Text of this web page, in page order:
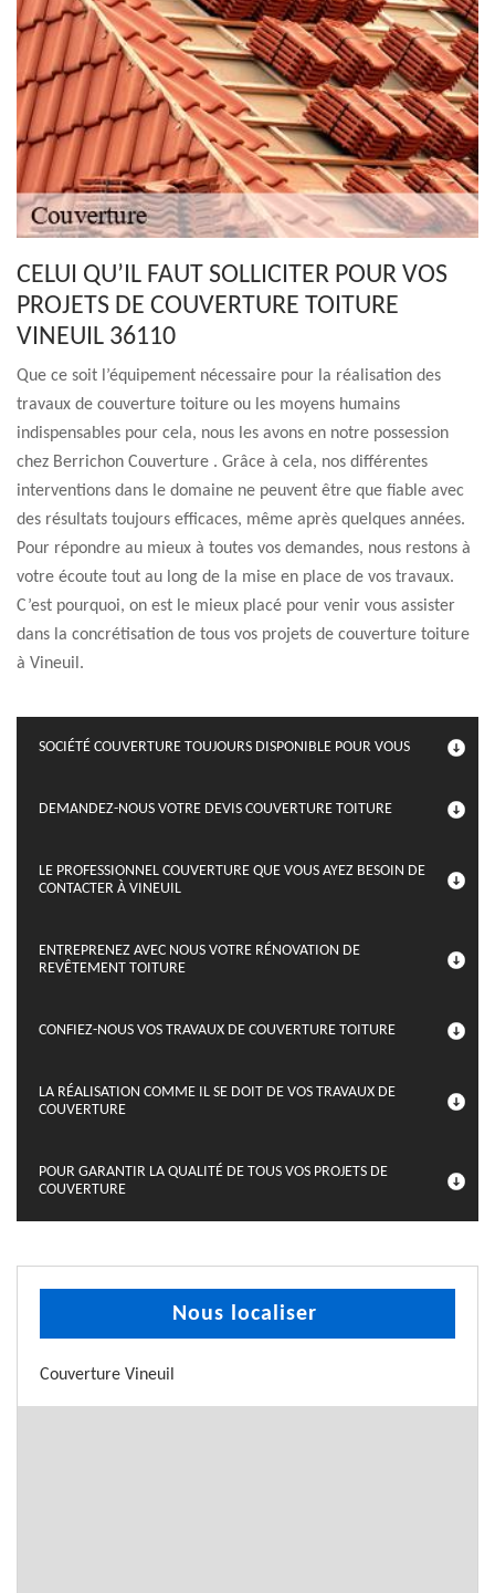
CELUI QU’IL FAUT SOLLICITER POUR VOS
PROJETS DE COUVERTURE TOITURE
VINEUIL 36110
Que ce soit l’équipement nécessaire pour la réalisation des
travaux de couverture toiture ou les moyens humains
indispensables pour cela, nous les avons en notre possession
chez Berrichon Couverture . Grâce à cela, nos différentes
interventions dans le domaine ne peuvent être que fiable avec
des résultats toujours efficaces, même après quelques années.
Pour répondre au mieux à toutes vos demandes, nous restons à
votre écoute tout au long de la mise en place de vos travaux.
C’est pourquoi, on est le mieux placé pour venir vous assister
dans la concrétisation de tous vos projets de couverture toiture
à Vineuil.
SOCIÉTÉ COUVERTURE TOUJOURS DISPONIBLE POUR VOUS
DEMANDEZ-NOUS VOTRE DEVIS COUVERTURE TOITURE
LE PROFESSIONNEL COUVERTURE QUE VOUS AYEZ BESOIN DE
CONTACTER À VINEUIL
ENTREPRENEZ AVEC NOUS VOTRE RÉNOVATION DE
REVÊTEMENT TOITURE
CONFIEZ-NOUS VOS TRAVAUX DE COUVERTURE TOITURE
LA RÉALISATION COMME IL SE DOIT DE VOS TRAVAUX DE
COUVERTURE
POUR GARANTIR LA QUALITÉ DE TOUS VOS PROJETS DE
COUVERTURE
Nous localiser
Couverture Vineuil